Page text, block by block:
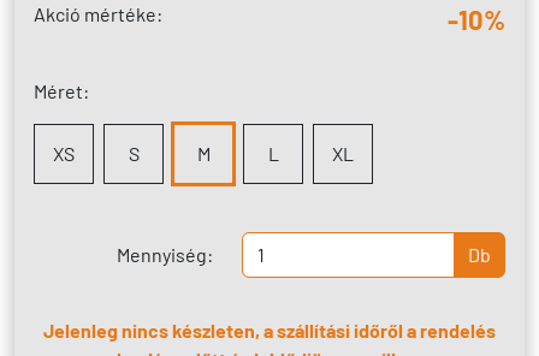
Akció mértéke: -10%
Méret:
XS S M L XL
Mennyiség: Db
Jelenleg nincs készleten, a szállítási időről a rendelés